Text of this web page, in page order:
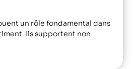
un rôle fondamental dans
Ils supportent non